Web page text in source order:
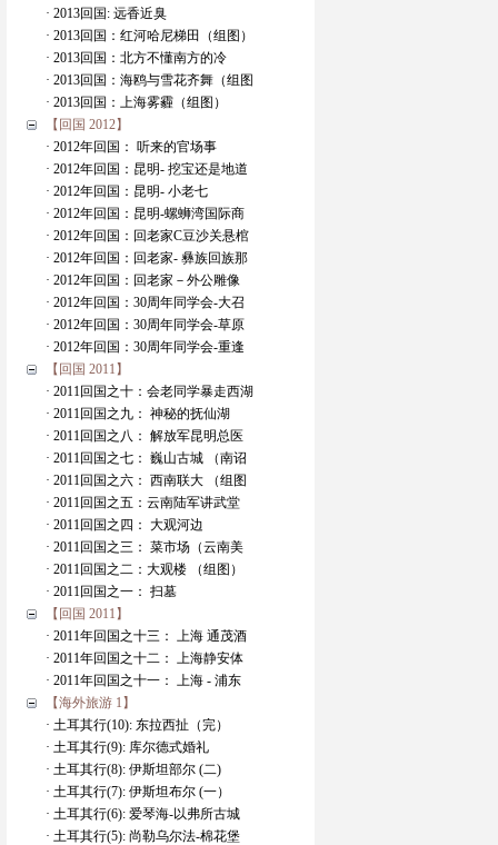
· 2013回国: 远香近臭
· 2013回国：红河哈尼梯田（组图）
· 2013回国：北方不懂南方的冷
· 2013回国：海鸥与雪花齐舞（组图
· 2013回国：上海雾霾（组图）
【回国 2012】
· 2012年回国： 听来的官场事
· 2012年回国：昆明- 挖宝还是地道
· 2012年回国：昆明- 小老七
· 2012年回国：昆明-螺蛳湾国际商
· 2012年回国：回老家C豆沙关悬棺
· 2012年回国：回老家- 彝族回族那
· 2012年回国：回老家－外公雕像
· 2012年回国：30周年同学会-大召
· 2012年回国：30周年同学会-草原
· 2012年回国：30周年同学会-重逢
【回国 2011】
· 2011回国之十：会老同学暴走西湖
· 2011回国之九： 神秘的抚仙湖
· 2011回国之八： 解放军昆明总医
· 2011回国之七： 巍山古城 （南诏
· 2011回国之六： 西南联大 （组图
· 2011回国之五：云南陆军讲武堂
· 2011回国之四： 大观河边
· 2011回国之三： 菜市场（云南美
· 2011回国之二：大观楼 （组图）
· 2011回国之一： 扫墓
【回国 2011】
· 2011年回国之十三： 上海 通茂酒
· 2011年回国之十二： 上海静安体
· 2011年回国之十一： 上海 - 浦东
【海外旅游 1】
· 土耳其行(10): 东拉西扯（完）
· 土耳其行(9): 库尔德式婚礼
· 土耳其行(8): 伊斯坦部尔 (二)
· 土耳其行(7): 伊斯坦布尔 (一）
· 土耳其行(6): 爱琴海-以弗所古城
· 土耳其行(5): 尚勒乌尔法-棉花堡